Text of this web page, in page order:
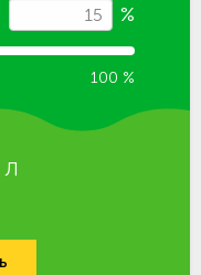
%
100 %
Л